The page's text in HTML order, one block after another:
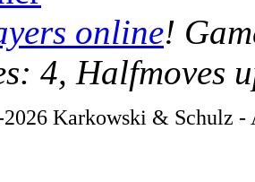
online!
4, Halfmoves
Karkowski & Schulz